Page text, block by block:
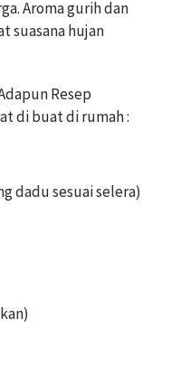
Aroma gurih dan
suasana hujan
Resep
di buat di rumah :
dadu sesuai selera)